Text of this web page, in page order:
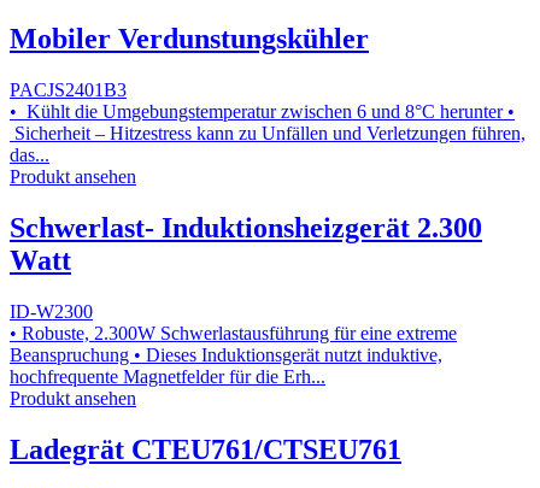
Mobiler Verdunstungskühler
PACJS2401B3
• Kühlt die Umgebungstemperatur zwischen 6 und 8°C herunter •
Sicherheit – Hitzestress kann zu Unfällen und Verletzungen führen,
das...
Produkt ansehen
Schwerlast- Induktionsheizgerät 2.300
Watt
ID-W2300
• Robuste, 2.300W Schwerlastausführung für eine extreme
Beanspruchung • Dieses Induktionsgerät nutzt induktive,
hochfrequente Magnetfelder für die Erh...
Produkt ansehen
Ladegrät CTEU761/CTSEU761